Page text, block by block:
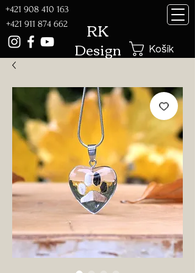
Design
RK
+421 908 410 163
Košík
+421 911 874 662